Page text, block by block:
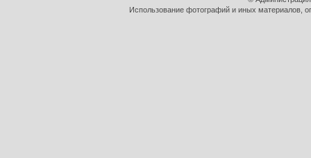
Использование фотографий и иных материалов,